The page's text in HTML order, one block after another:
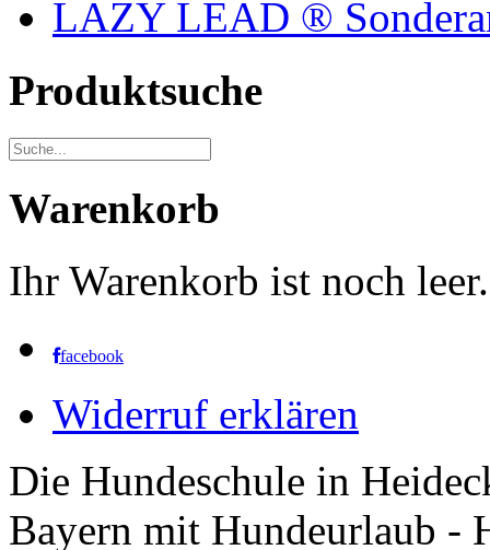
LAZY LEAD ®
Produktsuche
Warenkorb
Ihr Warenkorb ist noch leer.
facebook
Widerruf erklären
Die Hundeschule in
Bayern mit Hundeurlaub -